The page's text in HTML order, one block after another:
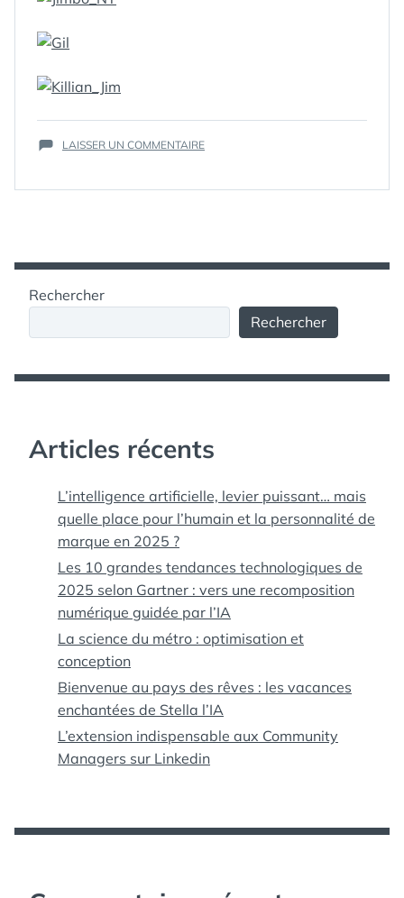
ÉTIQUETTES :
1080
ANIMATION,
JEUX VIDEOS,
MOTION
RELIEF,
LAISSER UN COMMENTAIRESUR
–
ENFANTS
CONCOURS
TRAILER
Rechercher
Rechercher
Articles récents
L’intelligence artificielle, levier puissant… mais
quelle place pour l’humain et la personnalité de
marque en 2025 ?
Les 10 grandes tendances technologiques de
2025 selon Gartner : vers une recomposition
numérique guidée par l’IA
La science du métro : optimisation et
conception
Bienvenue au pays des rêves : les vacances
enchantées de Stella l’IA
L’extension indispensable aux Community
Managers sur Linkedin